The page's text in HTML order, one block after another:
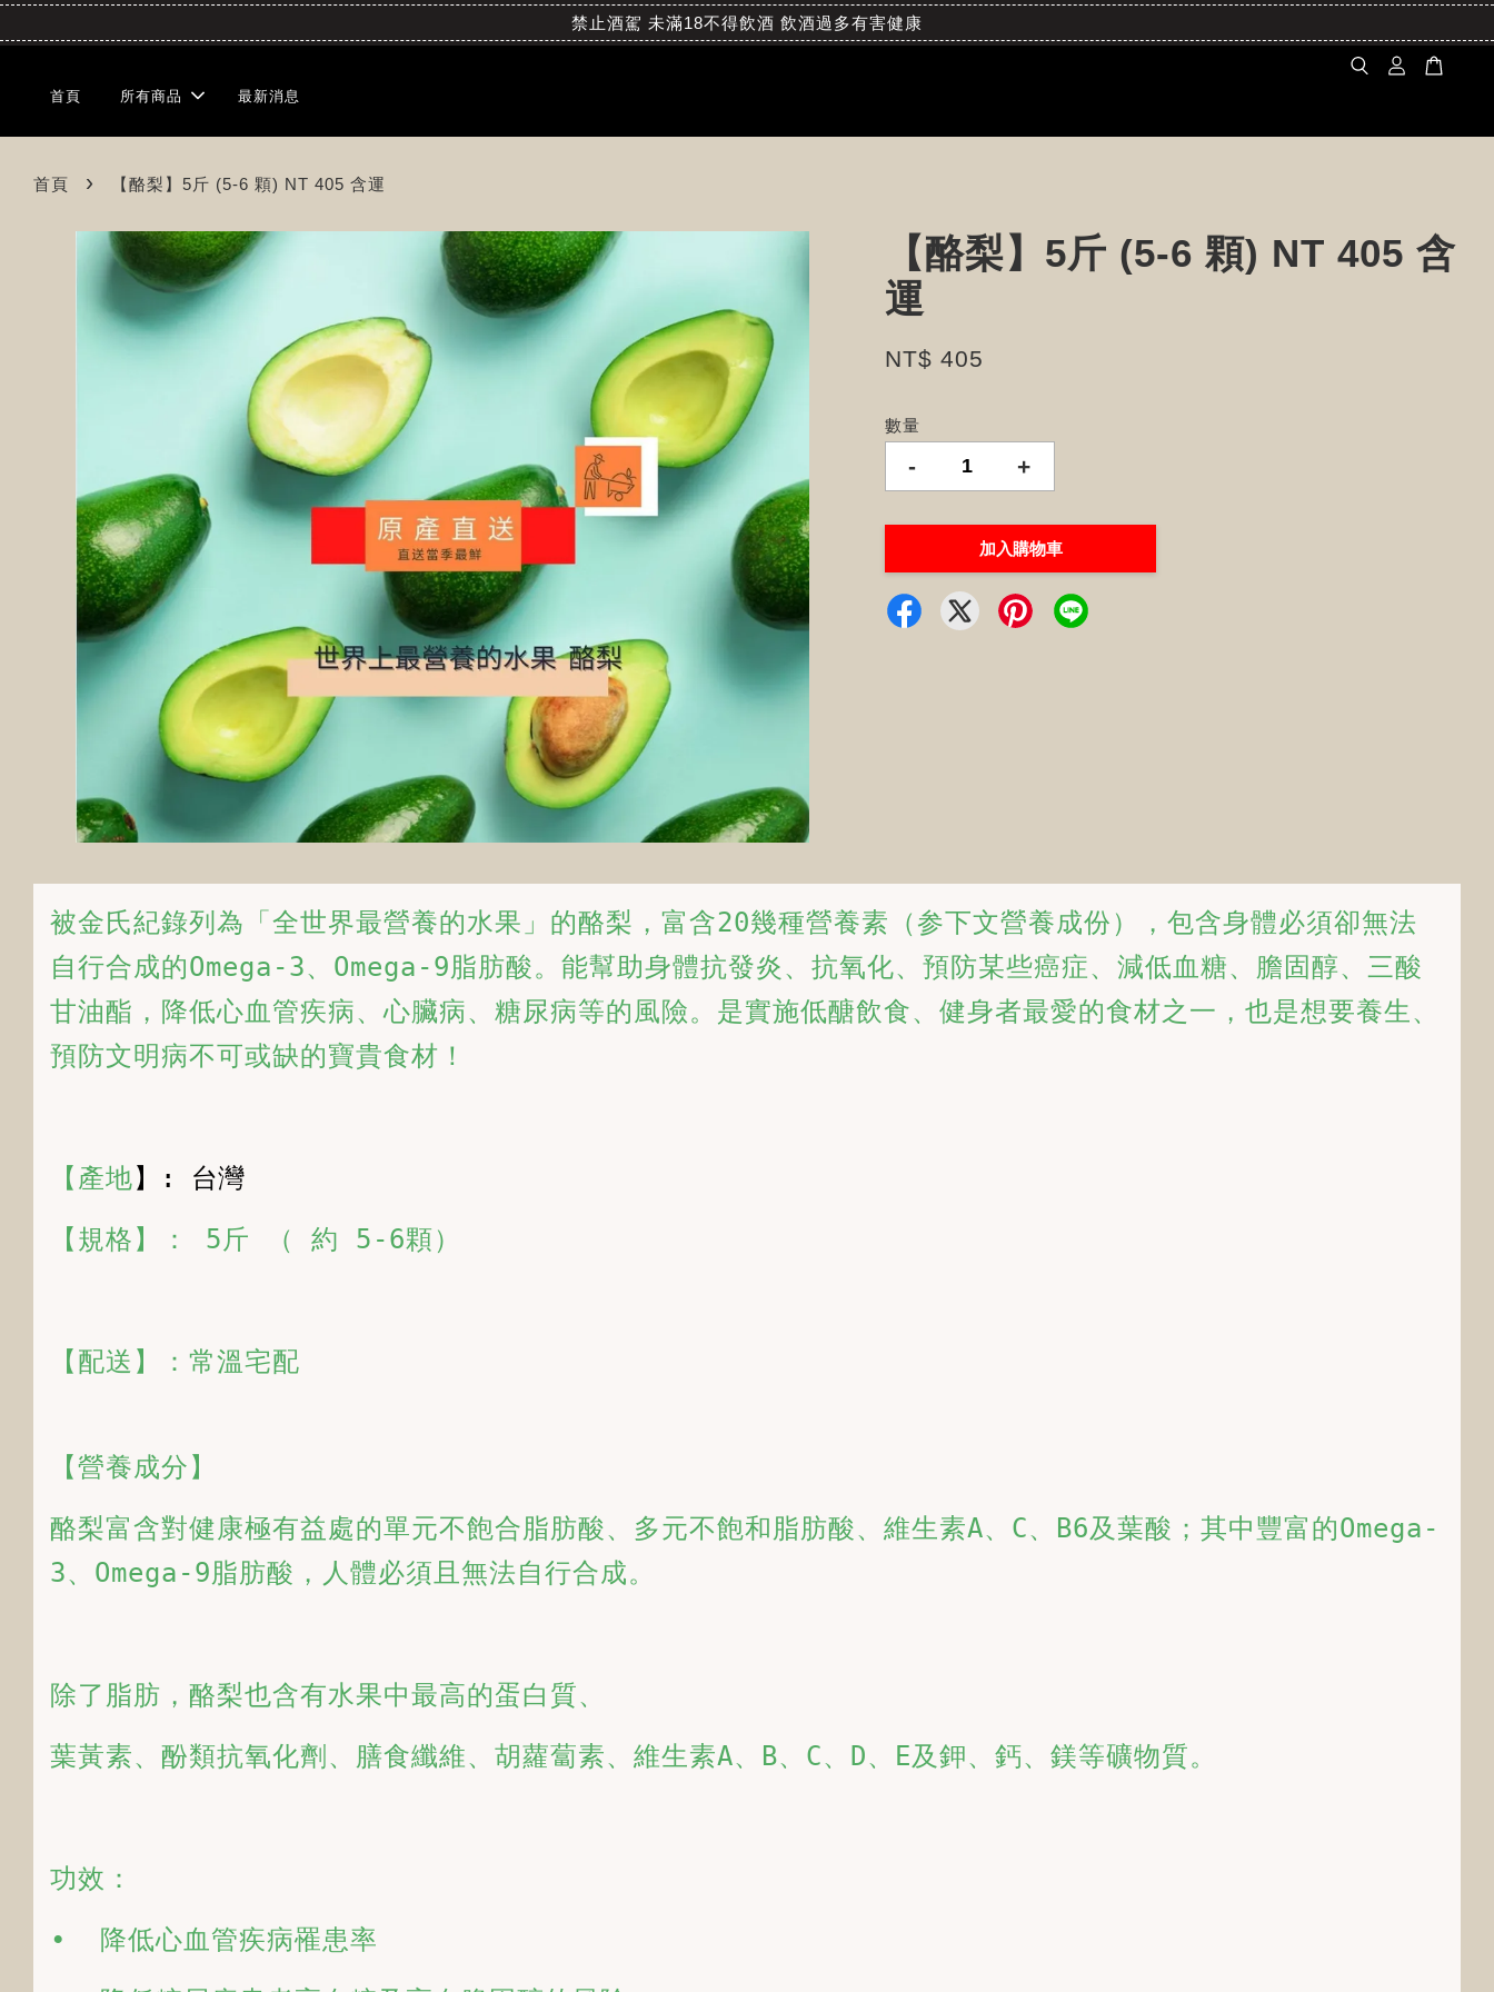
禁止酒駕 未滿18不得飲酒 飲酒過多有害健康
首頁 所有商品 最新消息
首頁 › 【酪梨】5斤 (5-6 顆) NT 405 含運
【酪梨】5斤 (5-6 顆) NT 405 含
運
NT$ 405
數量
- +
加入購物車
被金氏紀錄列為「全世界最營養的水果」的酪梨，富含20幾種營養素（参下文營養成份），包含身體必須卻無法
自行合成的Omega-3、Omega-9脂肪酸。能幫助身體抗發炎、抗氧化、預防某些癌症、減低血糖、膽固醇、三酸
甘油酯，降低心血管疾病、心臟病、糖尿病等的風險。是實施低醣飲食、健身者最愛的食材之一，也是想要養生、
預防文明病不可或缺的寶貴食材！
【產地】: 台灣
【規格】： 5斤 （ 約 5-6顆）
【配送】：常溫宅配
【營養成分】
酪梨富含對健康極有益處的單元不飽合脂肪酸、多元不飽和脂肪酸、維生素A、C、B6及葉酸；其中豐富的Omega-
3、Omega-9脂肪酸，人體必須且無法自行合成。
除了脂肪，酪梨也含有水果中最高的蛋白質、
葉黃素、酚類抗氧化劑、膳食纖維、胡蘿蔔素、維生素A、B、C、D、E及鉀、鈣、鎂等礦物質。
功效：
•  降低心血管疾病罹患率